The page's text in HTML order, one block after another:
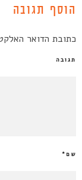
הוסף תגובה
כתובת הדואר
תגובה
שם*